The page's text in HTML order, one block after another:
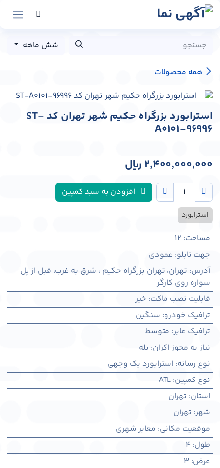
پرش به محتوا
همه محصولات
شش ماهه
استرابورد بزرگراه حکیم شهر تهران کد ST-
A0101-96996
2,400,000,000 ﷼
افزودن به سبد کمپین
استرابورد
مساحت:
12
جهت تابلو: عمودی
آدرس: تهران، تهران بزرگراه حکیم ، شرق به غرب، قبل از پل
سواره روی کارگر
قابلیت نصب ماکت: خیر
ترافیک خودرو: سنگین
ترافیک عابر: متوسط
نیاز به مجوز اکران: بله
نوع رسانه: استرابورد یک وجهی
نوع کمپین:
ATL
استان: تهران
شهر: تهران
موقعیت مکانی: معابر شهری
طول:
4
عرض:
3